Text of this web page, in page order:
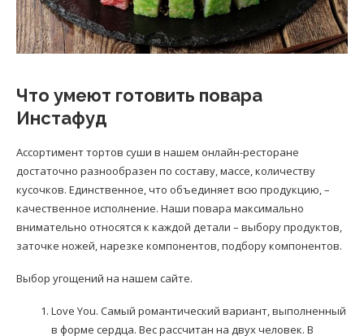
Что умеют готовить повара
Инстафуд
Ассортимент тортов суши в нашем онлайн-ресторане
достаточно разнообразен по составу, массе, количеству
кусочков. Единственное, что объединяет всю продукцию, –
качественное исполнение. Наши повара максимально
внимательно относятся к каждой детали – выбору продуктов,
заточке ножей, нарезке компонентов, подбору компонентов.
Выбор угощений на нашем сайте.
Love You. Самый романтический вариант, выполненный
в форме сердца. Вес рассчитан на двух человек. В